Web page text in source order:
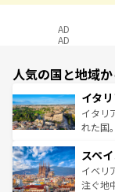
AD
AD
人気の国と地域
イタ
イタリ
れた国。
ろん、
景など
ピザや
スペ
イベリ
注ぐ地